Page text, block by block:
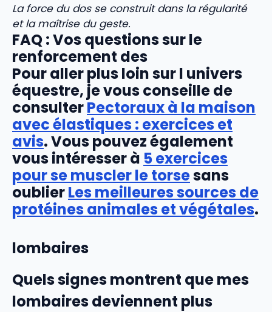
La force du dos se construit dans la régularité
et la maîtrise du geste.
FAQ : Vos questions sur le
renforcement des
Pour aller plus loin sur l univers
équestre, je vous conseille de
consulterPectoraux à la maison
avec élastiques : exercices et
avis. Vous pouvez également
vous intéresser à 5 exercices
pour se muscler le torsesans
oublierLes meilleures sources de
protéines animales et végétales.
lombaires
Quels signes montrent que mes
lombaires deviennent plus